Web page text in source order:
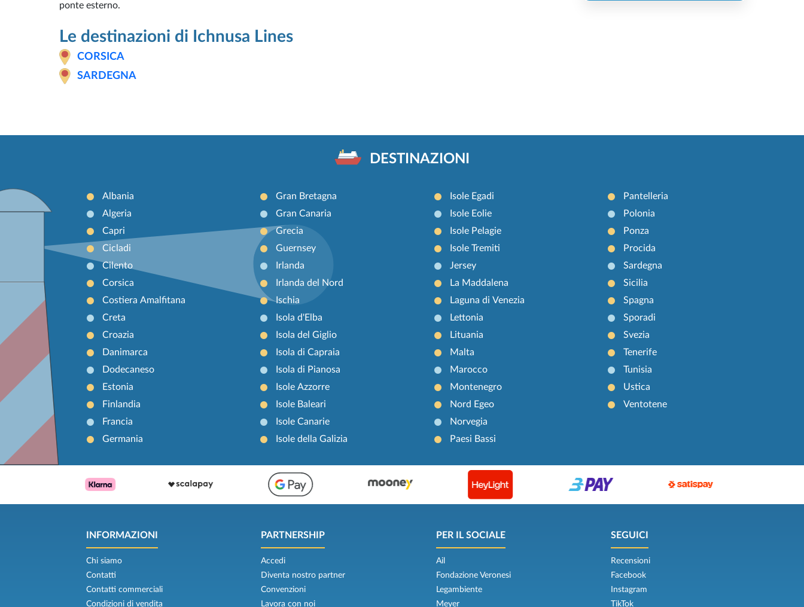
ponte esterno.
Le destinazioni di Ichnusa Lines
CORSICA
SARDEGNA
DESTINAZIONI
Albania
Algeria
Capri
Cicladi
Cilento
Corsica
Costiera Amalfitana
Creta
Croazia
Danimarca
Dodecaneso
Estonia
Finlandia
Francia
Germania
Gran Bretagna
Gran Canaria
Grecia
Guernsey
Irlanda
Irlanda del Nord
Ischia
Isola d'Elba
Isola del Giglio
Isola di Capraia
Isola di Pianosa
Isole Azzorre
Isole Baleari
Isole Canarie
Isole della Galizia
Isole Egadi
Isole Eolie
Isole Pelagie
Isole Tremiti
Jersey
La Maddalena
Laguna di Venezia
Lettonia
Lituania
Malta
Marocco
Montenegro
Nord Egeo
Norvegia
Paesi Bassi
Pantelleria
Polonia
Ponza
Procida
Sardegna
Sicilia
Spagna
Sporadi
Svezia
Tenerife
Tunisia
Ustica
Ventotene
INFORMAZIONI
Chi siamo
Contatti
Contatti commerciali
Condizioni di vendita
PARTNERSHIP
Accedi
Diventa nostro partner
Convenzioni
Lavora con noi
PER IL SOCIALE
Ail
Fondazione Veronesi
Legambiente
Meyer
SEGUICI
Recensioni
Facebook
Instagram
TikTok